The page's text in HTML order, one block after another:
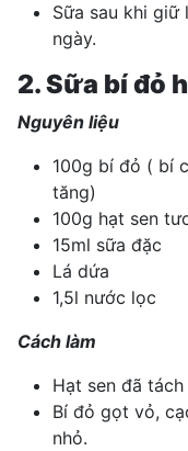
Sữa sau khi
ngày.
2. Sữa bí đỏ
Nguyên liệu
100g bí đỏ ( bí
tăng)
100g hạt sen
15ml sữa đặc
Lá dứa
1,5l nước lọc
Cách làm
Hạt sen đã
Bí đỏ gọt vỏ,
nhỏ.